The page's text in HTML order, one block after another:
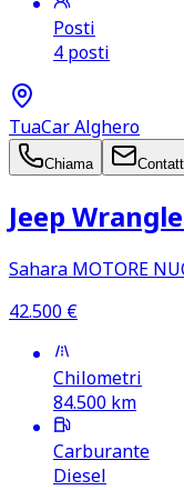
Posti
4 posti
TuaCar Alghero
Chiama
Jeep
Sahara MOTORE
42.500 €
Chilometri
84.500 km
Carburante
Diesel